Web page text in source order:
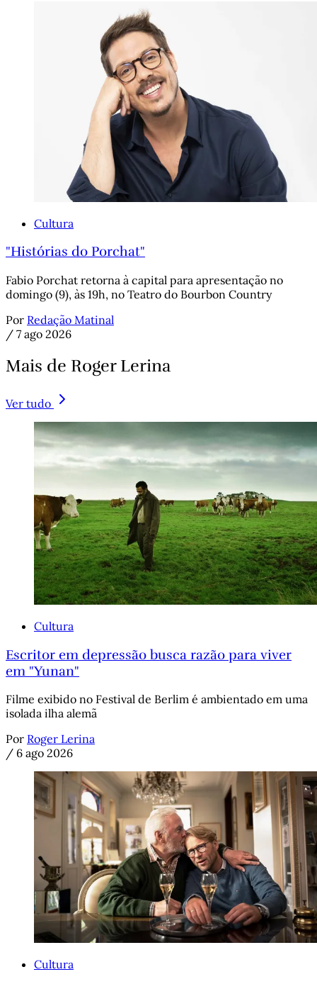
Cultura
"Histórias do Porchat"
Fabio Porchat retorna à capital para apresentação no
domingo (9), às 19h, no Teatro do Bourbon Country
Por Redação Matinal
/ 7 ago 2026
Mais de Roger Lerina
Ver tudo
Cultura
Escritor em depressão busca razão para viver
em "Yunan"
Filme exibido no Festival de Berlim é ambientado em uma
isolada ilha alemã
Por Roger Lerina
/ 6 ago 2026
Cultura